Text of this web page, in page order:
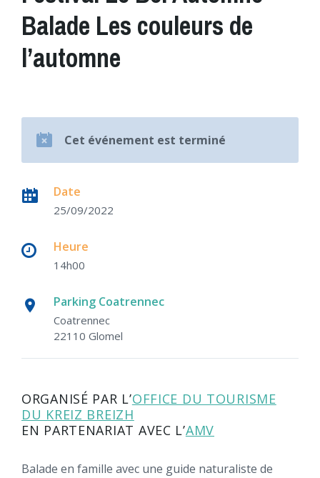
Balade Les couleurs de
l’automne
Cet événement est terminé
Date
25/09/2022
Heure
14h00
Parking Coatrennec
Coatrennec
22110 Glomel
ORGANISÉ PAR L’OFFICE DU TOURISME
DU KREIZ BREIZH
EN PARTENARIAT AVEC L’AMV
Balade en famille avec une guide naturaliste de